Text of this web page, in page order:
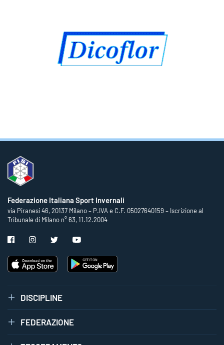
Federazione Italiana Sport Invernali
via Piranesi 46, 20137 Milano – P.IVA e C.F. 05027640159 – Iscrizione al
Tribunale di Milano n° 63, 11.12.2004
DISCIPLINE
FEDERAZIONE